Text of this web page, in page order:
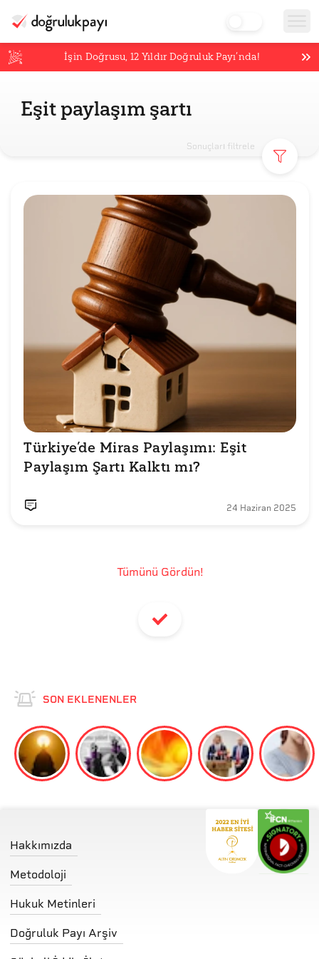
İşin Doğrusu,12 Yıldır Doğruluk Payı’nda!
Eşit paylaşım şartı
Sonuçları filtrele
Türkiye’de Miras Paylaşımı: Eşit
24 Haziran 2025
Tümünü Gördün!
SON EKLENENLER
Hakkımızda
Metodoloji
Hukuk Metinleri
Doğruluk Payı Arşiv